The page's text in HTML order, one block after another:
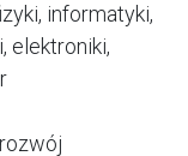
informatyki,
elektroniki,